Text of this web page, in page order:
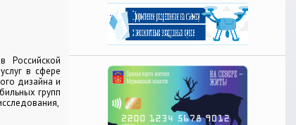
Российской
в сфере
дизайна и
групп